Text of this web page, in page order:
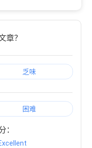
章？
乏味
困难
：